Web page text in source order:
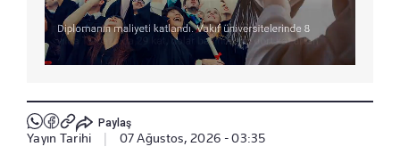
Paylaş
Yayın Tarihi 07 Ağustos, 2026 - 03:35